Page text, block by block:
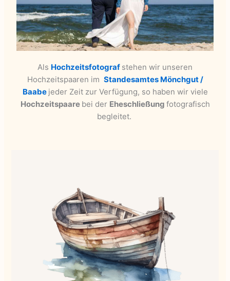
Als Hochzeitsfotograf stehen wir unseren
Hochzeitspaaren im Standesamtes Mönchgut /
Baabe jeder Zeit zur Verfügung, so haben wir viele
Hochzeitspaare bei der Eheschließung fotografisch
begleitet.